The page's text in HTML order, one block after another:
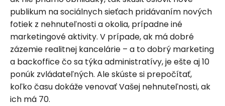
publikum na sociálnych sieťach pridávaním nových
fotiek z nehnuteľnosti a okolia, prípadne iné
marketingové aktivity. V prípade, ak má dobré
zázemie realitnej kancelárie – a to dobrý marketing
a backoffice čo sa týka administratívy, je ešte aj 10
ponúk zvládateľných. Ale skúste si prepočítať,
koľko času dokáže venovať Vašej nehnuteľnosti, ak
ich má 70.